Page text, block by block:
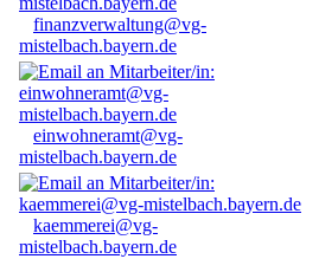
finanzverwaltung@vg-
mistelbach.bayern.de
einwohneramt@vg-
mistelbach.bayern.de
kaemmerei@vg-
mistelbach.bayern.de